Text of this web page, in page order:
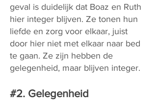
geval is duidelijk dat Boaz en Ruth
hier integer blijven. Ze tonen hun
liefde en zorg voor elkaar, juist
door hier niet met elkaar naar bed
te gaan. Ze zijn hebben de
gelegenheid, maar blijven integer.
#2. Gelegenheid